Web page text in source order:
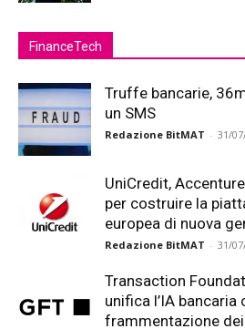
FinanceTech
Truffe bancarie,
un SMS
Redazione BitMAT - 31/
UniCredit,
per costruire la
europea di nuova
Redazione BitMAT - 31/
Transaction
unifica l’IA bancaria
frammentazione